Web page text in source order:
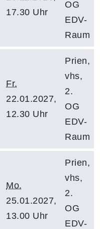
17.30 Uhr
OG
EDV-
Raum
Fr.
22.01.2027,
12.30 Uhr
Prien,
vhs,
2.
OG
EDV-
Raum
Mo.
25.01.2027,
13.00 Uhr
Prien,
vhs,
2.
OG
EDV-